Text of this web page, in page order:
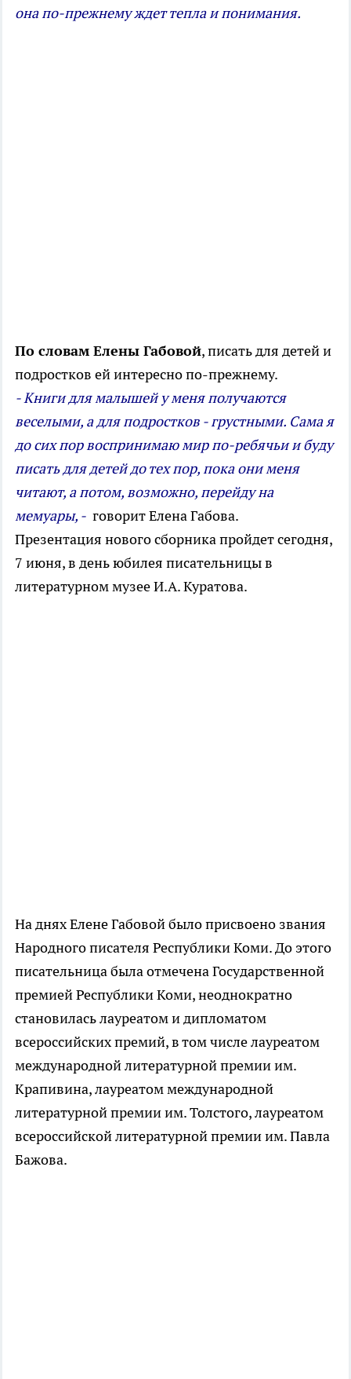
она по-прежнему ждет тепла и понимания.
По словам Елены Габовой, писать для детей и
подростков ей интересно по-прежнему.
- Книги для малышей у меня получаются
веселыми, а для подростков - грустными. Сама я
до сих пор воспринимаю мир по-ребячьи и буду
писать для детей до тех пор, пока они меня
читают, а потом, возможно, перейду на
мемуары, - говорит Елена Габова.
Презентация нового сборника пройдет сегодня,
7 июня, в день юбилея писательницы в
литературном музее И.А. Куратова.
На днях Елене Габовой было присвоено звания
Народного писателя Республики Коми. До этого
писательница была отмечена Государственной
премией Республики Коми, неоднократно
становилась лауреатом и дипломатом
всероссийских премий, в том числе лауреатом
международной литературной премии им.
Крапивина, лауреатом международной
литературной премии им. Толстого, лауреатом
всероссийской литературной премии им. Павла
Бажова.